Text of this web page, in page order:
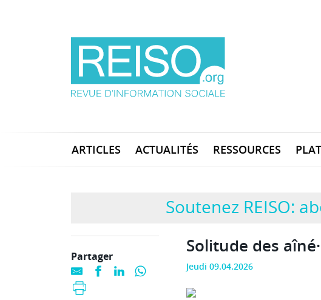
ARTICLES ACTUALITÉS RESSOURCES
Soutenez REISO:
Solitude des
Jeudi 09.04.2026
Partager